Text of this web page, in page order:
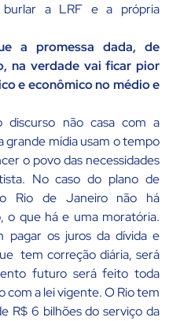
burlar a LRF e a própria
a promessa dada, de
na verdade vai ficar pior
e econômico no médio e
discurso não casa com a
grande mídia usam o tempo
o povo das necessidades
No caso do plano de
Rio de Janeiro não há
o que há e uma moratória.
pagar os juros da dívida e
tem correção diária, será
futuro será feito toda
com a lei vigente. O Rio tem
R$ 6 bilhões do serviço da